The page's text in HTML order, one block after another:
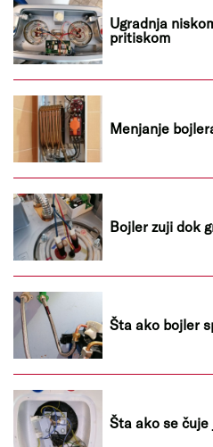
Ugradnja
pritiskom
Menjanje
Bojler zuji dok
Šta ako bojler
Šta ako se